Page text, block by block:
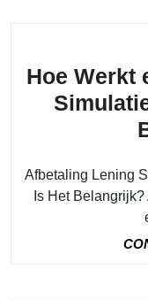
Hoe Werkt
Afbetaling Lening
Is Het